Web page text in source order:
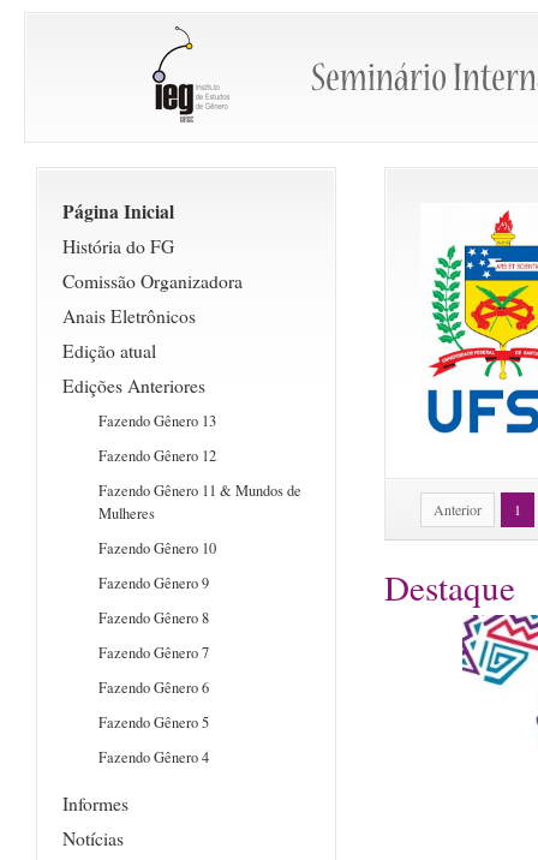
Anterior 1
Destaque
Página Inicial
História do FG
Comissão Organizadora
Anais Eletrônicos
Edição atual
Edições Anteriores
Fazendo Gênero 13
Fazendo Gênero 12
Fazendo Gênero 11 & Mundos de
Mulheres
Fazendo Gênero 10
Fazendo Gênero 9
Fazendo Gênero 8
Fazendo Gênero 7
Fazendo Gênero 6
Fazendo Gênero 5
Fazendo Gênero 4
Informes
Notícias